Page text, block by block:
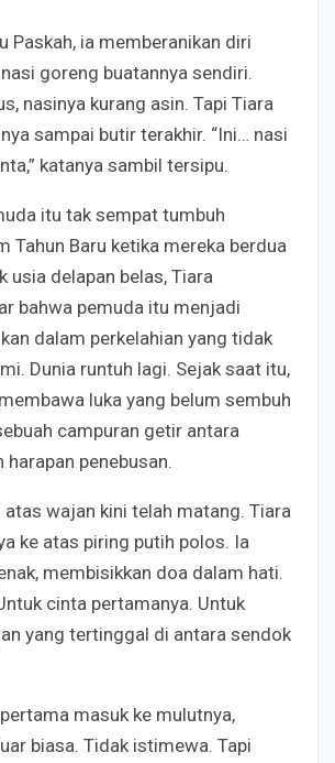
Paskah, ia memberanikan diri
goreng buatannya sendiri.
nasinya kurang asin. Tapi Tiara
sampai butir terakhir. “Ini… nasi
katanya sambil tersipu.
itu tak sempat tumbuh
Tahun Baru ketika mereka berdua
usia delapan belas, Tiara
bahwa pemuda itu menjadi
dalam perkelahian yang tidak
Dunia runtuh lagi. Sejak saat itu,
luka yang belum sembuh
campuran getir antara
harapan penebusan.
wajan kini telah matang. Tiara
ke atas piring putih polos. Ia
membisikkan doa dalam hati.
cinta pertamanya. Untuk
yang tertinggal di antara sendok
masuk ke mulutnya,
biasa. Tidak istimewa. Tapi